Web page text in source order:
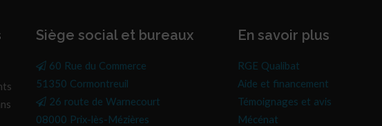
Siège social et bureaux
60 Rue du Commerce
51350 Cormontreuil
26 route de Warnecourt
08000 Prix-lès-Mézières
En savoir plus
RGE Qualibat
Aide et financement
Témoignages et avis
Mécénat